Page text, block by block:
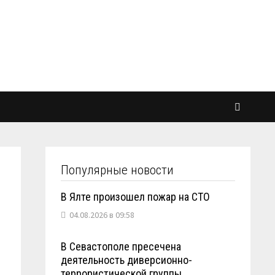
Популярные новости
В Ялте произошел пожар на СТО
04.08.2026 в 09:58
В Севастополе пресечена
деятельность диверсионно-